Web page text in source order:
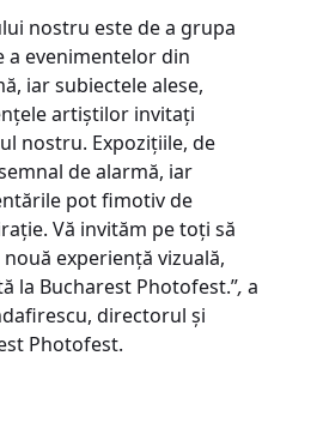
nostru este de a grupa
a evenimentelor din
iar subiectele alese,
artiștilor invitați
nostru. Expozițiile, de
de alarmă, iar
pot fimotiv de
Vă invităm pe toți să
experiență vizuală,
la Bucharest Photofest.”, a
directorul și
Photofest.